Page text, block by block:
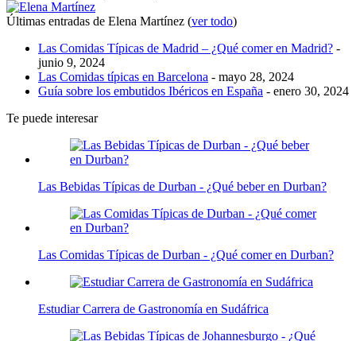
Últimas entradas de Elena Martínez (ver todo)
Las Comidas Típicas de Madrid – ¿Qué comer en Madrid? -
junio 9, 2024
Las Comidas típicas en Barcelona - mayo 28, 2024
Guía sobre los embutidos Ibéricos en España - enero 30, 2024
Te puede interesar
Las Bebidas Típicas de Durban - ¿Qué beber en Durban?
Las Comidas Típicas de Durban - ¿Qué comer en Durban?
Estudiar Carrera de Gastronomía en Sudáfrica